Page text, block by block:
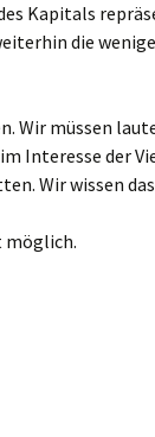
Kapitals
die
Wir müssen
Interesse der
Wir wissen
möglich.